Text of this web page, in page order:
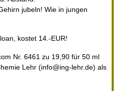
jubeln! Wie in jungen
kostet 14.-EUR!
Nr. 6461 zu 19,90 für 50 ml
Lehr (info@ing-lehr.de) als